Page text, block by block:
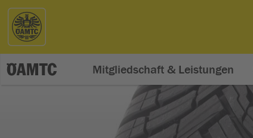
Mitgliedschaft & Leistungen